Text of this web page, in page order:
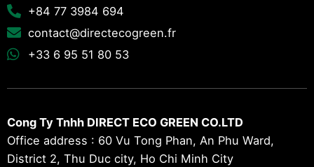
+84 77 3984 694
contact@directecogreen.fr
+33 6 95 51 80 53
Cong Ty Tnhh DIRECT ECO GREEN CO.LTD
Office address : 60 Vu Tong Phan, An Phu Ward,
District 2, Thu Duc city, Ho Chi Minh City